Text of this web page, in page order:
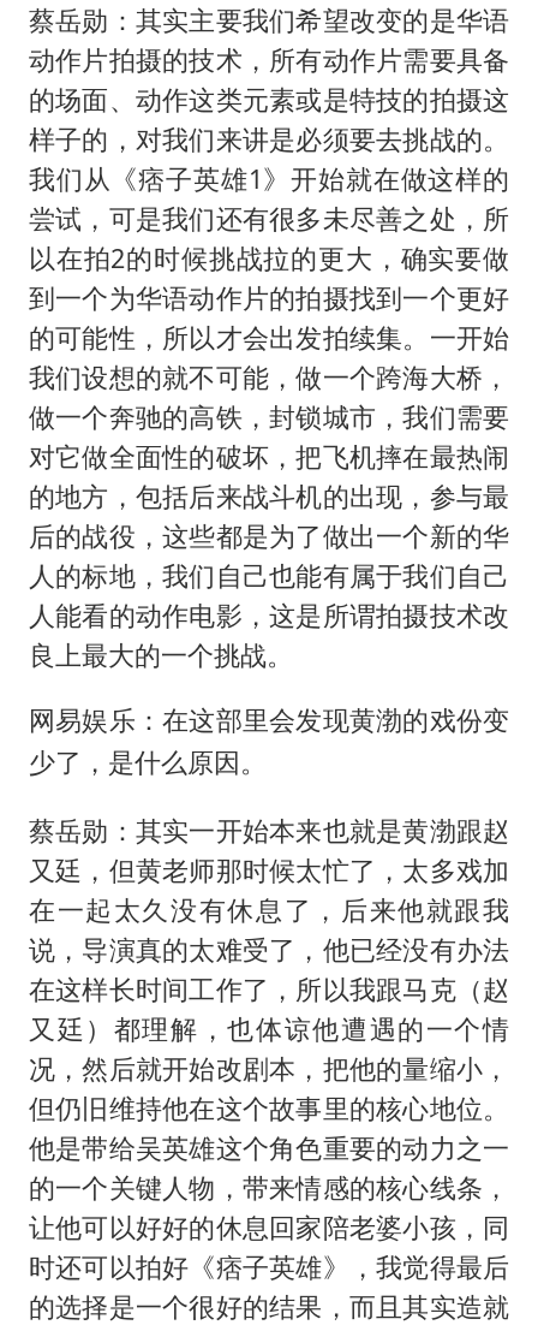
蔡岳勋：其实主要我们希望改变的是华语
动作片拍摄的技术，所有动作片需要具备
的场面、动作这类元素或是特技的拍摄这
样子的，对我们来讲是必须要去挑战的。
我们从《痞子英雄1》开始就在做这样的
尝试，可是我们还有很多未尽善之处，所
以在拍2的时候挑战拉的更大，确实要做
到一个为华语动作片的拍摄找到一个更好
的可能性，所以才会出发拍续集。一开始
我们设想的就不可能，做一个跨海大桥，
做一个奔驰的高铁，封锁城市，我们需要
对它做全面性的破坏，把飞机摔在最热闹
的地方，包括后来战斗机的出现，参与最
后的战役，这些都是为了做出一个新的华
人的标地，我们自己也能有属于我们自己
人能看的动作电影，这是所谓拍摄技术改
良上最大的一个挑战。
网易娱乐：在这部里会发现黄渤的戏份变
少了，是什么原因。
蔡岳勋：其实一开始本来也就是黄渤跟赵
又廷，但黄老师那时候太忙了，太多戏加
在一起太久没有休息了，后来他就跟我
说，导演真的太难受了，他已经没有办法
在这样长时间工作了，所以我跟马克（赵
又廷）都理解，也体谅他遭遇的一个情
况，然后就开始改剧本，把他的量缩小，
但仍旧维持他在这个故事里的核心地位。
他是带给吴英雄这个角色重要的动力之一
的一个关键人物，带来情感的核心线条，
让他可以好好的休息回家陪老婆小孩，同
时还可以拍好《痞子英雄》，我觉得最后
的选择是一个很好的结果，而且其实造就